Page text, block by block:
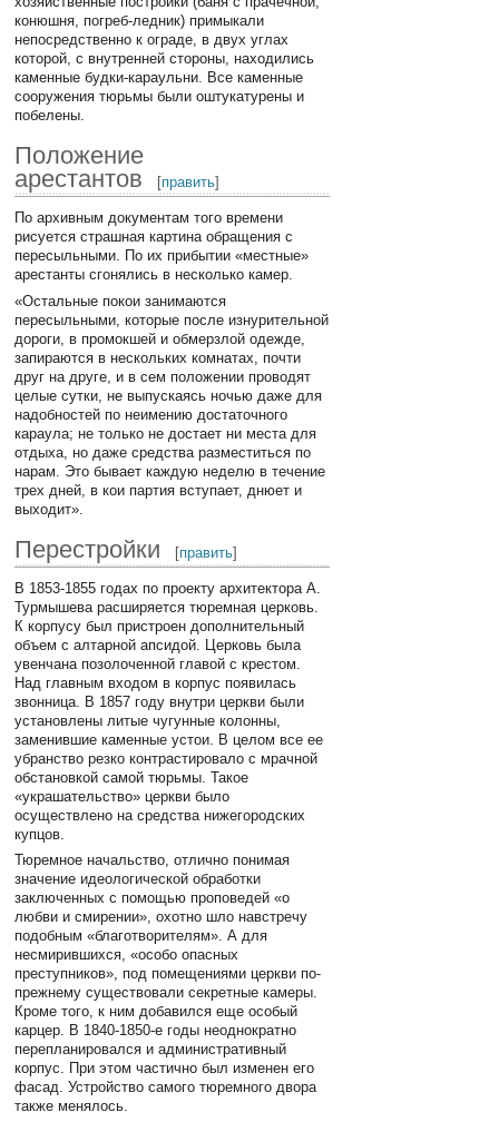
конюшня, погреб-ледник) примыкали
непосредственно к ограде, в двух углах
которой, с внутренней стороны, находились
каменные будки-караульни. Все каменные
сооружения тюрьмы были оштукатурены и
побелены.
Положение
арестантов
[править]
По архивным документам того времени
рисуется страшная картина обращения с
пересыльными. По их прибытии «местные»
арестанты сгонялись в несколько камер.
«Остальные покои занимаются
пересыльными, которые после изнурительной
дороги, в промокшей и обмерзлой одежде,
запираются в нескольких комнатах, почти
друг на друге, и в сем положении проводят
целые сутки, не выпускаясь ночью даже для
надобностей по неимению достаточного
караула; не только не достает ни места для
отдыха, но даже средства разместиться по
нарам. Это бывает каждую неделю в течение
трех дней, в кои партия вступает, днюет и
выходит».
Перестройки [править]
В 1853-1855 годах по проекту архитектора А.
Турмышева расширяется тюремная церковь.
К корпусу был пристроен дополнительный
объем с алтарной апсидой. Церковь была
увенчана позолоченной главой с крестом.
Над главным входом в корпус появилась
звонница. В 1857 году внутри церкви были
установлены литые чугунные колонны,
заменившие каменные устои. В целом все ее
убранство резко контрастировало с мрачной
обстановкой самой тюрьмы. Такое
«украшательство» церкви было
осуществлено на средства нижегородских
купцов.
Тюремное начальство, отлично понимая
значение идеологической обработки
заключенных с помощью проповедей «о
любви и смирении», охотно шло навстречу
подобным «благотворителям». А для
несмирившихся, «особо опасных
преступников», под помещениями церкви по-
прежнему существовали секретные камеры.
Кроме того, к ним добавился еще особый
карцер. В 1840-1850-е годы неоднократно
перепланировался и административный
корпус. При этом частично был изменен его
фасад. Устройство самого тюремного двора
также менялось.